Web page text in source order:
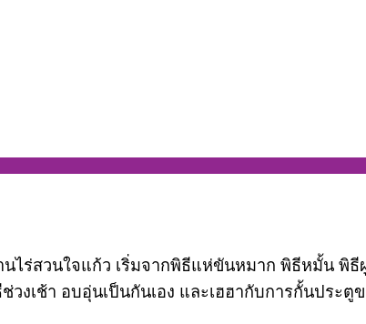
นไร่สวนใจแก้ว เริ่มจากพิธีแห่ขันหมาก พิธีหมั้น
เช้า อบอุ่นเป็นกันเอง และเฮฮากับการกั้นประตูข